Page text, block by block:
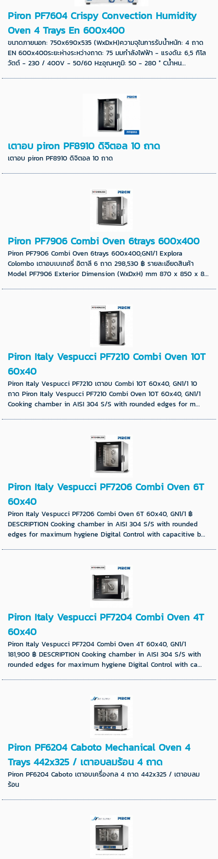
Piron PF7604 Crispy Convection Humidity
Oven 4 Trays En 600x400
ขนาดภายนอก: 750x690x535 (WxDxH)ความจุในการรับน้ำหนัก: 4 ถาด
EN 600x400ระยะห่างระหว่างถาด: 75 มมกำลังไฟฟ้า - แรงดัน: 6,5 กิโล
วัตต์ - 230 / 400V - 50/60 Hzอุณหภูมิ: 50 - 280 ° Cน้ำหน...
เตาอบ piron PF8910 ดิจิตอล 10 ถาด
เตาอบ piron PF8910 ดิจิตอล 10 ถาด
Piron PF7906 Combi Oven 6trays 600x400
Piron PF7906 Combi Oven 6trays 600x400,GN1/1 Explora
Colombo เตาอบเบเกอรี่ อิตาลี 6 ถาด 298,530 ฿ รายละเอียดสินค้า
Model PF7906 Exterior Dimension (WxDxH) mm 870 x 850 x 8...
Piron Italy Vespucci PF7210 Combi Oven 10T
60x40
Piron Italy Vespucci PF7210 เตาอบ Combi 10T 60x40, GN1/1 10
ถาด Piron Italy Vespucci PF7210 Combi Oven 10T 60x40, GN1/1
Cooking chamber in AISI 304 S/S with rounded edges for m...
Piron Italy Vespucci PF7206 Combi Oven 6T
60x40
Piron Italy Vespucci PF7206 Combi Oven 6T 60x40, GN1/1 ฿
DESCRIPTION Cooking chamber in AISI 304 S/S with rounded
edges for maximum hygiene Digital Control with capacitive b...
Piron Italy Vespucci PF7204 Combi Oven 4T
60x40
Piron Italy Vespucci PF7204 Combi Oven 4T 60x40, GN1/1
181,900 ฿ DESCRIPTION Cooking chamber in AISI 304 S/S with
rounded edges for maximum hygiene Digital Control with ca...
Piron PF6204 Caboto Mechanical Oven 4
Trays 442x325 / เตาอบลมร้อน 4 ถาด
Piron PF6204 Caboto เตาอบเครื่องกล 4 ถาด 442x325 / เตาอบลม
ร้อน